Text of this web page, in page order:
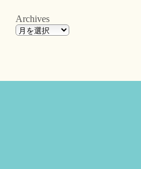
Archives